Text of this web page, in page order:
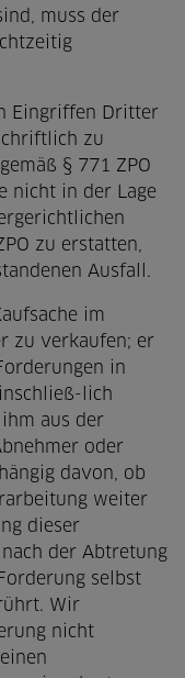
muss der
Eingriffen Dritter
zu
§ 771 ZPO
nicht in der Lage
zu erstatten,
Ausfall.
im
zu verkaufen; er
in
lich
aus der
oder
davon, ob
weiter
dieser
der Abtretung
selbst
Wir
nicht